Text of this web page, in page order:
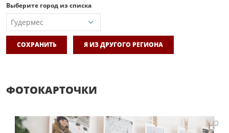
Выберите город из списка
СОХРАНИТЬ Я ИЗ ДРУГОГО РЕГИОНА
ФОТОКАРТОЧКИ